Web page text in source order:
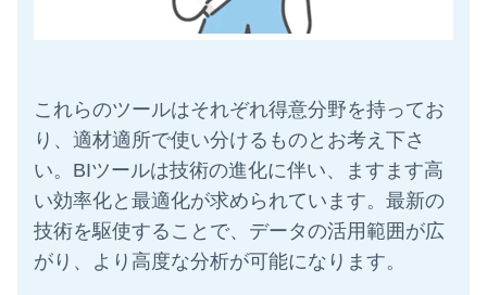
これらのツールはそれぞれ得意分野を持ってお
り、適材適所で使い分けるものとお考え下さ
い。BIツールは技術の進化に伴い、ますます高
い効率化と最適化が求められています。最新の
技術を駆使することで、データの活用範囲が広
がり、より高度な分析が可能になります。